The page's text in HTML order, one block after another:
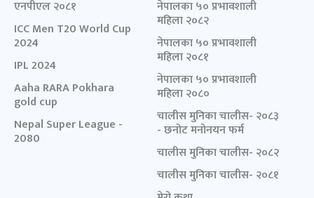
एनपीएल २०८१
ICC Men T20 World Cup
2024
IPL 2024
Aaha RARA Pokhara
gold cup
Nepal Super League -
2080
नेपालका ५० प्रभावशाली
महिला २०८२
नेपालका ५० प्रभावशाली
महिला २०८१
नेपालका ५० प्रभावशाली
महिला २०८०
चालीस मुनिका चालीस- २०८३
- छनोट मनोनयन फर्म
चालीस मुनिका चालीस- २०८२
चालीस मुनिका चालीस- २०८१